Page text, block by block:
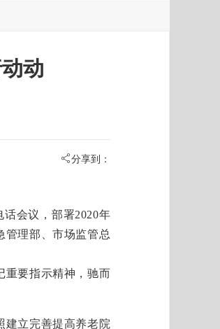
动
分享到：
会议，部署2020年
管理部、市场监管总
要指示精神，驰而
立完善提高养老院